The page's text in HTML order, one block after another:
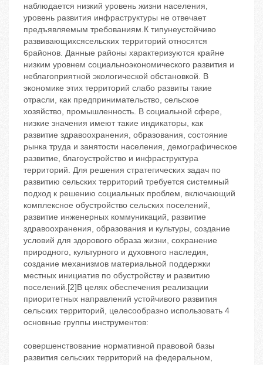
наблюдается низкий уровень жизни населения,
уровень развития инфраструктуры не отвечает
предъявляемым требованиям.К типунеустойчиво
развивающихсясельских территорий относятся
6районов. Данные районы характеризуются крайне
низким уровнем социальноэкономического развития и
неблагоприятной экологической обстановкой. В
экономике этих территорий слабо развиты такие
отрасли, как предпринимательство, сельское
хозяйство, промышленность. В социальной сфере,
низкие значения имеют такие индикаторы, как
развитие здравоохранения, образования, состояние
рынка труда и занятости населения, демографическое
развитие, благоустройство и инфраструктура
территорий. Для решения стратегических задач по
развитию сельских территорий требуется системный
подход к решению социальных проблем, включающий
комплексное обустройство сельских поселений,
развитие инженерных коммуникаций, развитие
здравоохранения, образования и культуры, создание
условий для здорового образа жизни, сохранение
природного, культурного и духовного наследия,
создание механизмов материальной поддержки
местных инициатив по обустройству и развитию
поселений.[2]В целях обеспечения реализации
приоритетных направлений устойчивого развития
сельских территорий, целесообразно использовать 4
основные группы инструментов:
совершенствование нормативной правовой базы
развития сельских территорий на федеральном,